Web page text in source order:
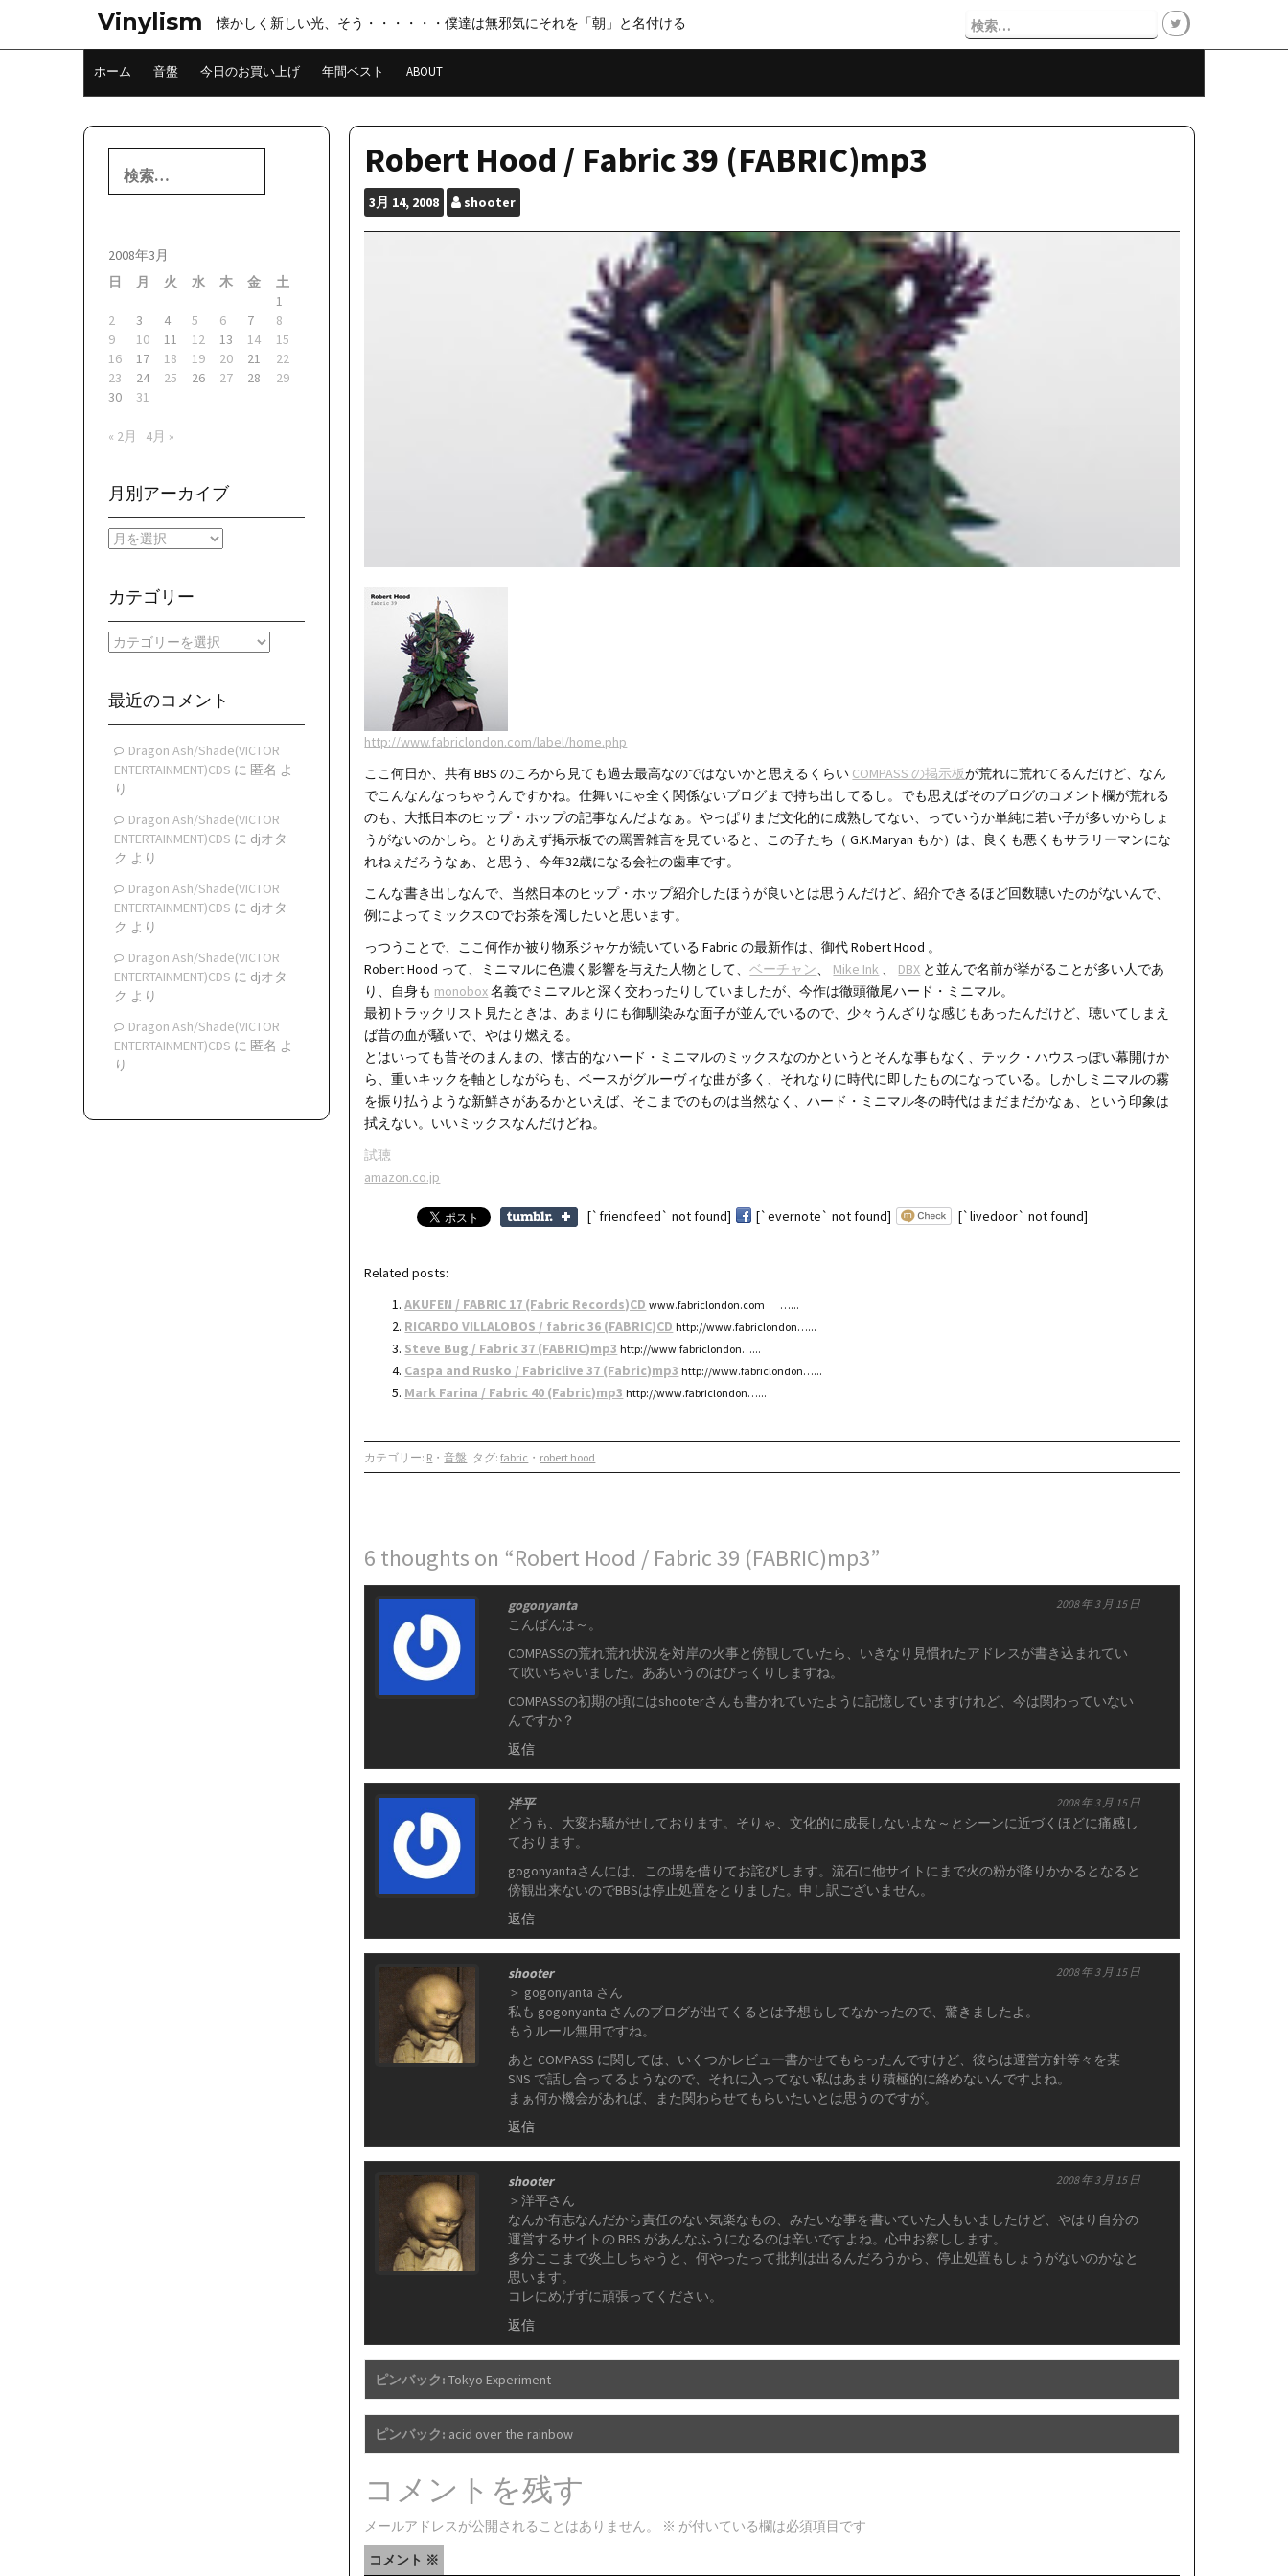
テ
Vinylism 懐かしく新しい光、そう・・・・・・僕達は無邪気にそれを「朝」と名付ける
検
索:
ホーム 音盤 今日のお買い上げ 年間ベスト ABOUT
Robert Hood / Fabric 39 (FABRIC)mp3
3月 14, 2008 shooter
http://www.fabriclondon.com/label/home.php
ここ何日か、共有 BBS のころから見ても過去最高なのではないかと思えるくらい COMPASS の掲示板が荒れに荒れてるんだけど、なん
でこんなんなっちゃうんですかね。仕舞いにゃ全く関係ないブログまで持ち出してるし。でも思えばそのブログのコメント欄が荒れる
のも、大抵日本のヒップ・ホップの記事なんだよなぁ。やっぱりまだ文化的に成熟してない、っていうか単純に若い子が多いからしょ
うがないのかしら。とりあえず掲示板での罵詈雑言を見ていると、この子たち（ G.K.Maryan もか）は、良くも悪くもサラリーマンにな
れねぇだろうなぁ、と思う、今年32歳になる会社の歯車です。
こんな書き出しなんで、当然日本のヒップ・ホップ紹介したほうが良いとは思うんだけど、紹介できるほど回数聴いたのがないんで、
例によってミックスCDでお茶を濁したいと思います。
っつうことで、ここ何作か被り物系ジャケが続いている Fabric の最新作は、御代 Robert Hood 。
Robert Hood って、ミニマルに色濃く影響を与えた人物として、ベーチャン、 Mike Ink 、 DBX と並んで名前が挙がることが多い人であ
り、自身も monobox名義でミニマルと深く交わったりしていましたが、今作は徹頭徹尾ハード・ミニマル。
最初トラックリスト見たときは、あまりにも御馴染みな面子が並んでいるので、少々うんざりな感じもあったんだけど、聴いてしまえ
ば昔の血が騒いで、やはり燃える。
とはいっても昔そのまんまの、懐古的なハード・ミニマルのミックスなのかというとそんな事もなく、テック・ハウスっぽい幕開けか
ら、重いキックを軸としながらも、ベースがグルーヴィな曲が多く、それなりに時代に即したものになっている。しかしミニマルの霧
を振り払うような新鮮さがあるかといえば、そこまでのものは当然なく、ハード・ミニマル冬の時代はまだまだかなぁ、という印象は
拭えない。いいミックスなんだけどね。
試聴
amazon.co.jp
[`friendfeed` not found] [`evernote` not found] [`livedoor` not found]
Related posts:
AKUFEN / FABRIC 17 (Fabric Records)CD www.fabriclondon.com …...
RICARDO VILLALOBOS / fabric 36 (FABRIC)CD http://www.fabriclondon…...
Steve Bug / Fabric 37 (FABRIC)mp3 http://www.fabriclondon…...
Caspa and Rusko / Fabriclive 37 (Fabric)mp3 http://www.fabriclondon…...
Mark Farina / Fabric 40 (Fabric)mp3 http://www.fabriclondon…...
カテゴリー: R ・音盤 タグ:fabric ・ robert hood
6 thoughts on “Robert Hood / Fabric 39 (FABRIC)mp3”
gogonyanta 2008 年 3 月 15 日
こんばんは～。
COMPASSの荒れ荒れ状況を対岸の火事と傍観していたら、いきなり見慣れたアドレスが書き込まれてい
て吹いちゃいました。ああいうのはびっくりしますね。
COMPASSの初期の頃にはshooterさんも書かれていたように記憶していますけれど、今は関わっていない
んですか？
返信
洋平 2008 年 3 月 15 日
どうも、大変お騒がせしております。そりゃ、文化的に成長しないよな～とシーンに近づくほどに痛感し
ております。
gogonyantaさんには、この場を借りてお詫びします。流石に他サイトにまで火の粉が降りかかるとなると
傍観出来ないのでBBSは停止処置をとりました。申し訳ございません。
返信
shooter 2008 年 3 月 15 日
＞ gogonyanta さん
私も gogonyanta さんのブログが出てくるとは予想もしてなかったので、驚きましたよ。
もうルール無用ですね。
あと COMPASS に関しては、いくつかレビュー書かせてもらったんですけど、彼らは運営方針等々を某
SNS で話し合ってるようなので、それに入ってない私はあまり積極的に絡めないんですよね。
まぁ何か機会があれば、また関わらせてもらいたいとは思うのですが。
返信
shooter 2008 年 3 月 15 日
＞洋平さん
なんか有志なんだから責任のない気楽なもの、みたいな事を書いていた人もいましたけど、やはり自分の
運営するサイトの BBS があんなふうになるのは辛いですよね。心中お察しします。
多分ここまで炎上しちゃうと、何やったって批判は出るんだろうから、停止処置もしょうがないのかなと
思います。
コレにめげずに頑張ってください。
返信
ピンバック:Tokyo Experiment
ピンバック: acid over the rainbow
コメントを残す
メールアドレスが公開されることはありません。 ※ が付いている欄は必須項目です
コメント ※
索:
2008年3月
日
月 火 水 木 金
土
1
2
3 4 5 6 7
8
9
10 11 12 13 14
15
16
17 18 19 20 21
22
23
24 25 26 27 28
29
30
31
« 2月 4月 »
月別アーカイブ
月
ー
イ
ブ
カテゴリー
カ
リ
最近のコメント
Dragon Ash/Shade(VICTOR
ENTERTAINMENT)CDS に 匿名 よ
り
Dragon Ash/Shade(VICTOR
ENTERTAINMENT)CDS に djオタ
ク より
Dragon Ash/Shade(VICTOR
ENTERTAINMENT)CDS に djオタ
ク より
Dragon Ash/Shade(VICTOR
ENTERTAINMENT)CDS に djオタ
ク より
Dragon Ash/Shade(VICTOR
ENTERTAINMENT)CDS に 匿名 よ
り